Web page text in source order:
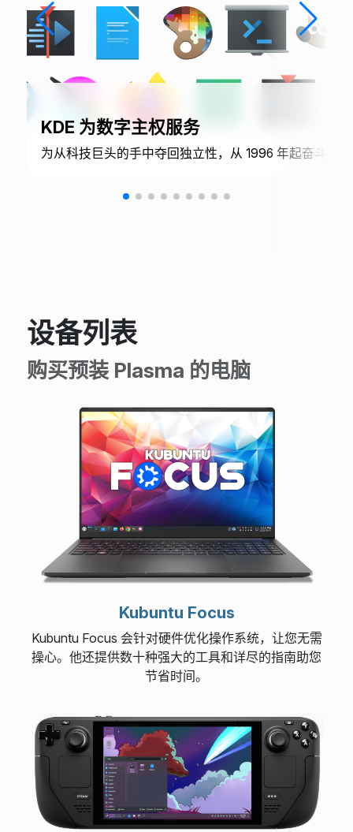
KDE 为数字主权服务
为从科技巨头的手中夺回独立性，从 1996 年起奋斗至今
设备列表
购买预装 Plasma 的电脑
Kubuntu Focus
Kubuntu Focus 会针对硬件优化操作系统，让您无需
操心。他还提供数十种强大的工具和详尽的指南助您
节省时间。